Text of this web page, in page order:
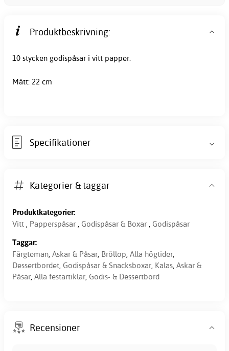
Produktbeskrivning:
10 stycken godispåsar i vitt papper.
Mått: 22 cm
Specifikationer
Kategorier & taggar
Produktkategorier:
Vitt , Papperspåsar , Godispåsar & Boxar , Godispåsar
Taggar:
Färgteman, Askar & Påsar, Bröllop, Alla högtider,
Dessertbordet, Godispåsar & Snacksboxar, Kalas, Askar &
Påsar, Alla festartiklar, Godis- & Dessertbord
Recensioner